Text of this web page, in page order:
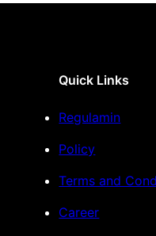
Quick Links
Regulamin
Policy
Terms and
Career